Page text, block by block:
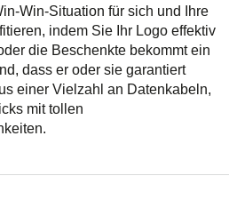
Win-Situation für sich und Ihre
indem Sie Ihr Logo effektiv
die Beschenkte bekommt ein
dass er oder sie garantiert
einer Vielzahl an Datenkabeln,
mit tollen